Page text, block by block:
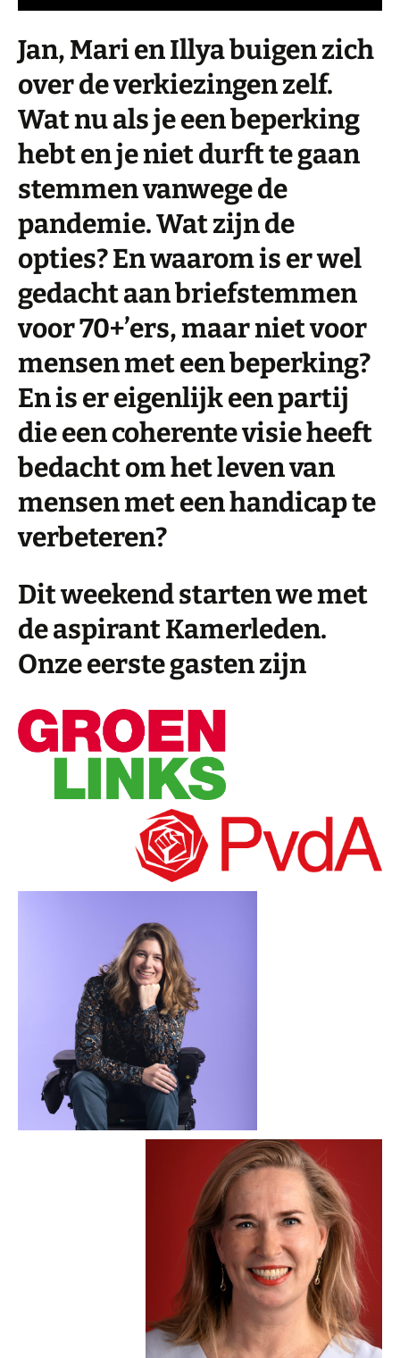
Jan, Mari en Illya buigen zich
over de verkiezingen zelf.
Wat nu als je een beperking
hebt en je niet durft te gaan
stemmen vanwege de
pandemie. Wat zijn de
opties? En waarom is er wel
gedacht aan briefstemmen
voor 70+’ers, maar niet voor
mensen met een beperking?
En is er eigenlijk een partij
die een coherente visie heeft
bedacht om het leven van
mensen met een handicap te
verbeteren?
Dit weekend starten we met
de aspirant Kamerleden.
Onze eerste gasten zijn